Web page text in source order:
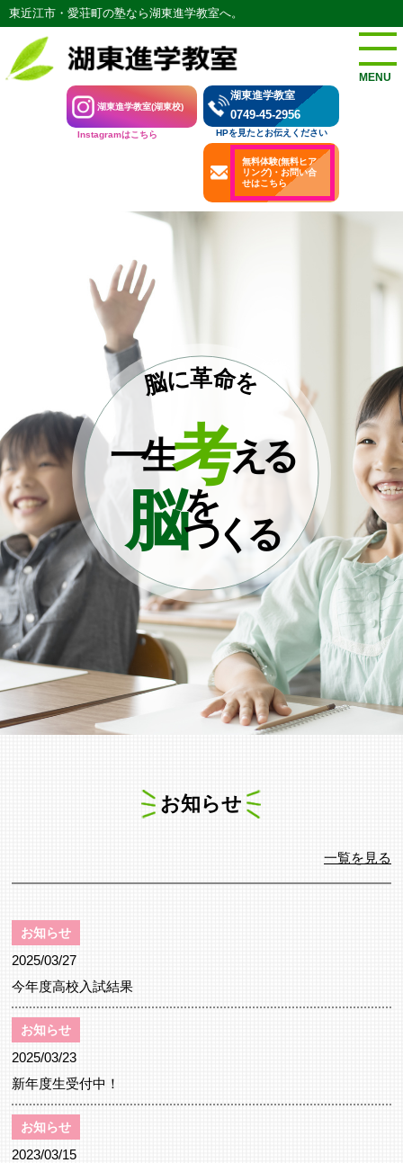
東近江市・愛荘町の塾なら湖東進学教室へ。
湖東進学教室(湖東校)
Instagramはこちら
湖東進学教室
0749-45-2956
HPを見たとお伝えください
無料体験(無料ヒア
リング)・お問い合
せはこちら
MENU
脳に革命を
一生考える
脳を
つくる
お知らせ
一覧を見る
お知らせ
2025/03/27
今年度高校入試結果
お知らせ
2025/03/23
新年度生受付中！
お知らせ
2023/03/15